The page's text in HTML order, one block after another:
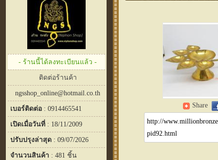
- ร้านนี้ได้ลงทะเบียนแล้ว -
ติดต่อร้านค้า
ngsshop_online@hotmail.co.th
เบอร์ติดต่อ : 0914465541
เปิดเมื่อวันที่ : 18/11/2009
ปรับปรุงล่าสุด : 09/07/2026
จำนวนสินค้า : 481 ชิ้น
Share